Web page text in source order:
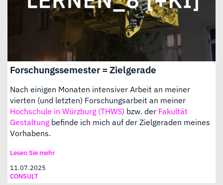
Forschungssemester = Zielgerade
Nach einigen Monaten intensiver Arbeit an meiner
vierten (und letzten) Forschungsarbeit an meiner
Hochschule in Würzburg (THWS) bzw. der Fakultät
Gestaltung befinde ich mich auf der Zielgeraden meines
Vorhabens.
Lesen Sie mehr
11.07.2025
CONSULT